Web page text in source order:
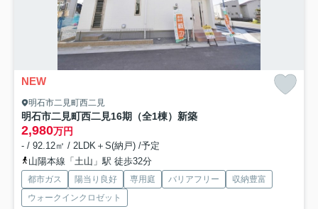
NEW
明石市二見町西二見
明石市二見町西二見16期（全1棟）新築
2,980万円
- / 92.12㎡ / 2LDK＋S(納戸) /予定
山陽本線「土山」駅 徒歩32分
都市ガス 陽当り良好 専用庭 バリアフリー
収納豊富
ウォークインクロゼット